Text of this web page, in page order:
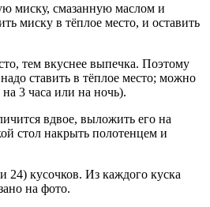
миску, смазанную маслом и
миску в тёплое место, и оставить
тем вкуснее выпечка. Поэтому
ставить в тёплое место; можно
3 часа или на ночь).
вдвое, выложить его на
стол накрыть полотенцем и
24) кусочков. Из каждого куска
на фото.